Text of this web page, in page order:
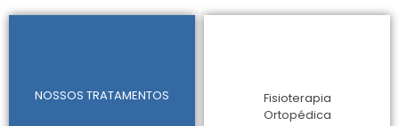
NOSSOS TRATAMENTOS
Fisioterapia
Ortopédica